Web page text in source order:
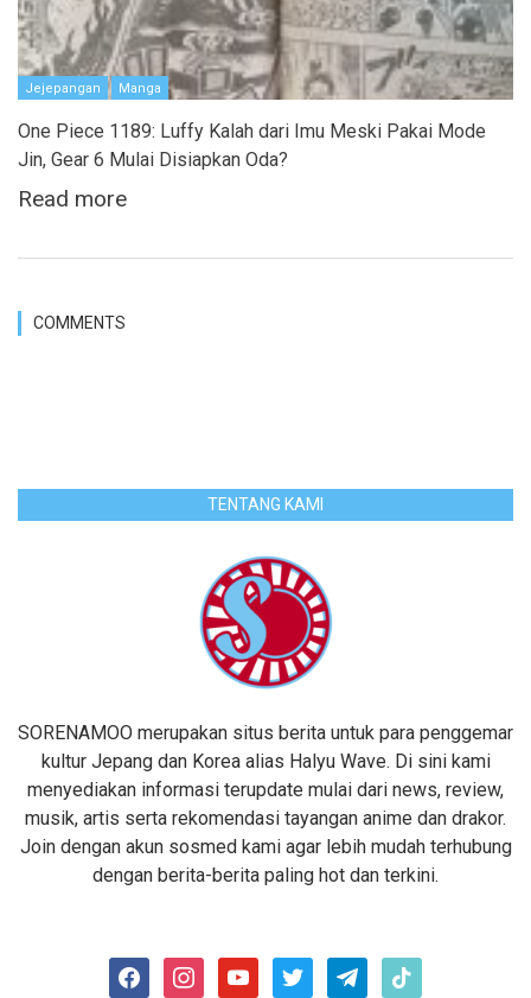
Jejepangan Manga
One Piece 1189: Luffy Kalah dari Imu Meski Pakai Mode
Jin, Gear 6 Mulai Disiapkan Oda?
Read more
COMMENTS
TENTANG KAMI
SORENAMOO merupakan situs berita untuk para penggemar
kultur Jepang dan Korea alias Halyu Wave. Di sini kami
menyediakan informasi terupdate mulai dari news, review,
musik, artis serta rekomendasi tayangan anime dan drakor.
Join dengan akun sosmed kami agar lebih mudah terhubung
dengan berita-berita paling hot dan terkini.
facebookinstagramyoutubetwitter telegramtiktok